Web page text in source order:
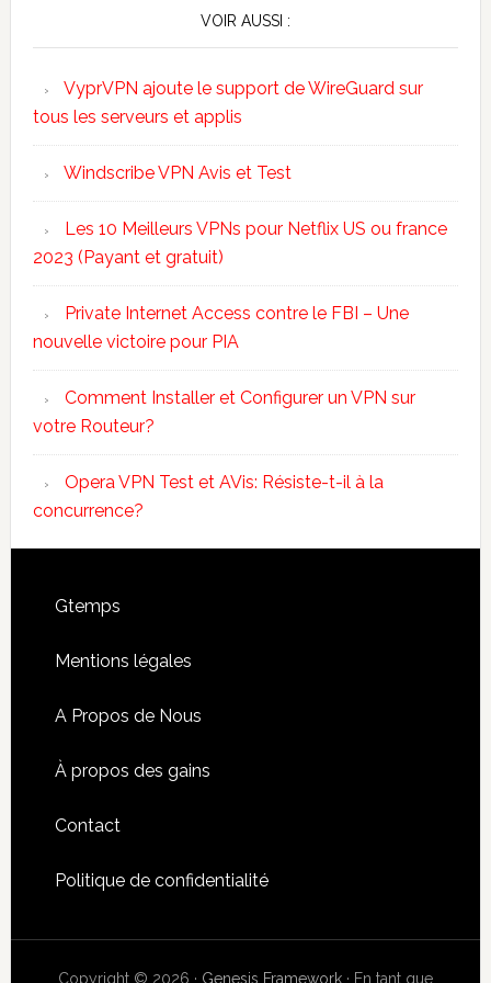
VOIR AUSSI :
VyprVPN ajoute le support de WireGuard sur
tous les serveurs et applis
Windscribe VPN Avis et Test
Les 10 Meilleurs VPNs pour Netflix US ou france
2023 (Payant et gratuit)
Private Internet Access contre le FBI – Une
nouvelle victoire pour PIA
Comment Installer et Configurer un VPN sur
votre Routeur?
Opera VPN Test et AVis: Résiste-t-il à la
concurrence?
Footer
Gtemps
Mentions légales
A Propos de Nous
À propos des gains
Contact
Politique de confidentialité
Copyright © 2026 · Genesis Framework· En tant que